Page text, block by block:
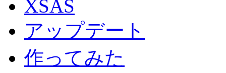
XSAS
アップデート
作ってみた